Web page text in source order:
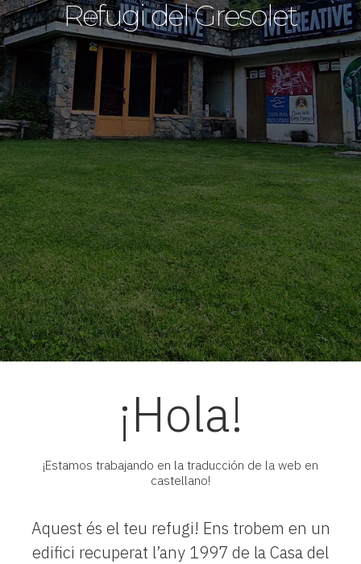
Refugi del Gresolet
¡Hola!
¡Estamos trabajando en la traducción de la web en
castellano!
Aquest és el teu refugi! Ens trobem en un
edifici recuperat l’any 1997 de la Casa del